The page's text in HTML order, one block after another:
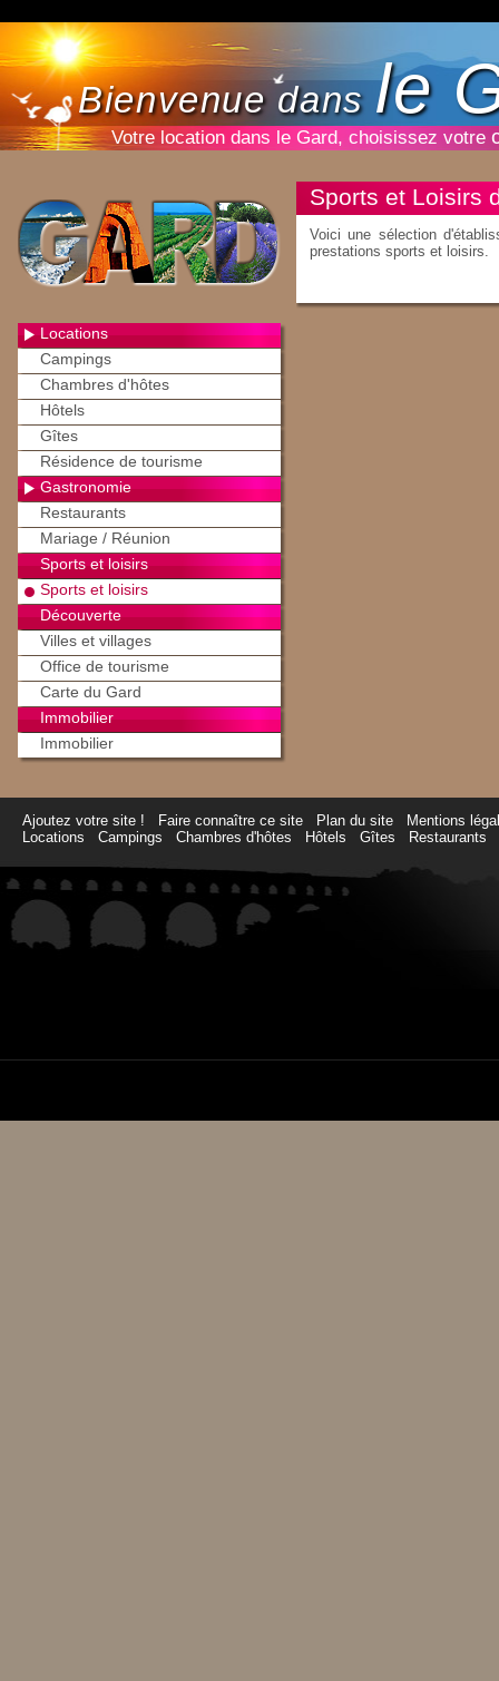
Bienvenue dans le
Votre location dans le Gard, choisissez votre
Locations
Campings
Chambres d'hôtes
Hôtels
Gîtes
Résidence de tourisme
Gastronomie
Restaurants
Mariage / Réunion
Sports et loisirs
Sports et loisirs
Découverte
Villes et villages
Office de tourisme
Carte du Gard
Immobilier
Immobilier
Sports et Loisirs
Voici une sélection
prestations sports et loisirs.
Ajoutez votre site ! Faire connaître ce site Plan du site
Mentions
Locations
Campings Chambres d'hôtes Hôtels Gîtes Restaurants